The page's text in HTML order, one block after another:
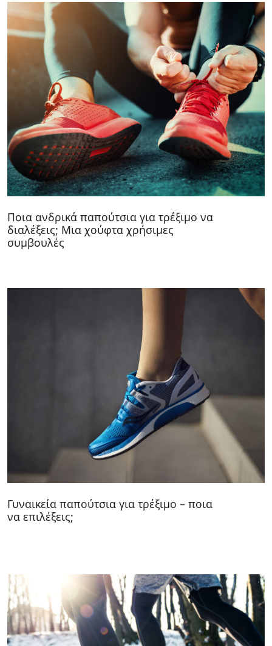
Ποια ανδρικά παπούτσια για τρέξιμο να
διαλέξεις; Μια χούφτα χρήσιμες
συμβουλές
Γυναικεία παπούτσια για τρέξιμο – ποια
να επιλέξεις;